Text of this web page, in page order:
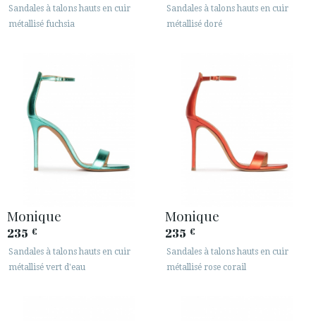
Sandales à talons hauts en cuir
métallisé fuchsia
Sandales à talons hauts en cuir
métallisé doré
Monique
235 €
Sandales à talons hauts en cuir
métallisé vert d'eau
Monique
235 €
Sandales à talons hauts en cuir
métallisé rose corail